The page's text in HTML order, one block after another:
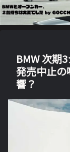
BMW 次期
発売中止の
響？